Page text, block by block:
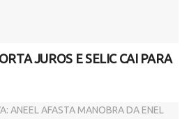
JUROS E SELIC CAI PARA